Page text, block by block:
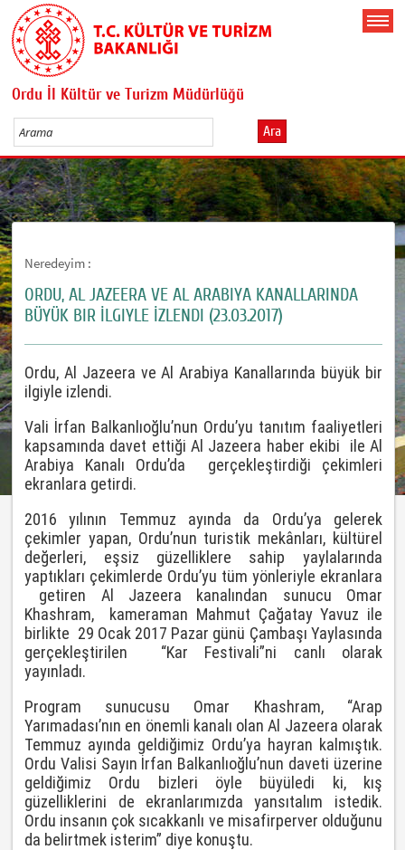
Ordu İl Kültür ve Turizm Müdürlüğü
Ara
Neredeyim :
ORDU, AL JAZEERA VE AL ARABIYA KANALLARINDA
BÜYÜK BIR İLGIYLE İZLENDI (23.03.2017)
Ordu, Al Jazeera ve Al Arabiya Kanallarında büyük bir
ilgiyle izlendi.
Vali İrfan Balkanlıoğlu’nun Ordu’yu tanıtım faaliyetleri
kapsamında davet ettiği Al Jazeera haber ekibi ile Al
Arabiya Kanalı Ordu’da gerçekleştirdiği çekimleri
ekranlara getirdi.
2016 yılının Temmuz ayında da Ordu’ya gelerek
çekimler yapan, Ordu’nun turistik mekânları, kültürel
değerleri, eşsiz güzelliklere sahip yaylalarında
yaptıkları çekimlerde Ordu’yu tüm yönleriyle ekranlara
getiren Al Jazeera kanalından sunucu Omar
Khashram, kameraman Mahmut Çağatay Yavuz ile
birlikte 29 Ocak 2017 Pazar günü Çambaşı Yaylasında
gerçekleştirilen “Kar Festivali”ni canlı olarak
yayınladı.
Program sunucusu Omar Khashram, “Arap
Yarımadası’nın en önemli kanalı olan Al Jazeera olarak
Temmuz ayında geldiğimiz Ordu’ya hayran kalmıştık.
Ordu Valisi Sayın İrfan Balkanlıoğlu’nun daveti üzerine
geldiğimiz Ordu bizleri öyle büyüledi ki, kış
güzelliklerini de ekranlarımızda yansıtalım istedik.
Ordu insanın çok sıcakkanlı ve misafirperver olduğunu
da belirtmek isterim” diye konuştu.